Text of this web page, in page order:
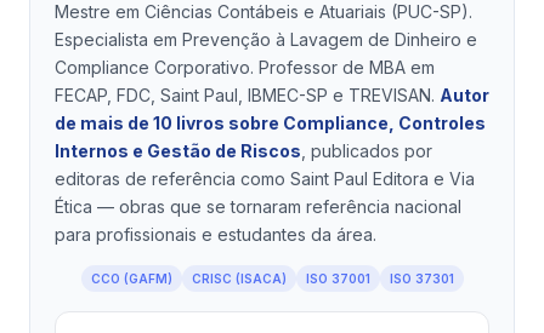
Mestre em Ciências Contábeis e Atuariais (PUC-SP).
Especialista em Prevenção à Lavagem de Dinheiro e
Compliance Corporativo. Professor de MBA em
FECAP, FDC, Saint Paul, IBMEC-SP e TREVISAN. Autor
de mais de 10 livros sobre Compliance, Controles
Internos e Gestão de Riscos, publicados por
editoras de referência como Saint Paul Editora e Via
Ética — obras que se tornaram referência nacional
para profissionais e estudantes da área.
CCO (GAFM) CRISC (ISACA) ISO 37001 ISO 37301